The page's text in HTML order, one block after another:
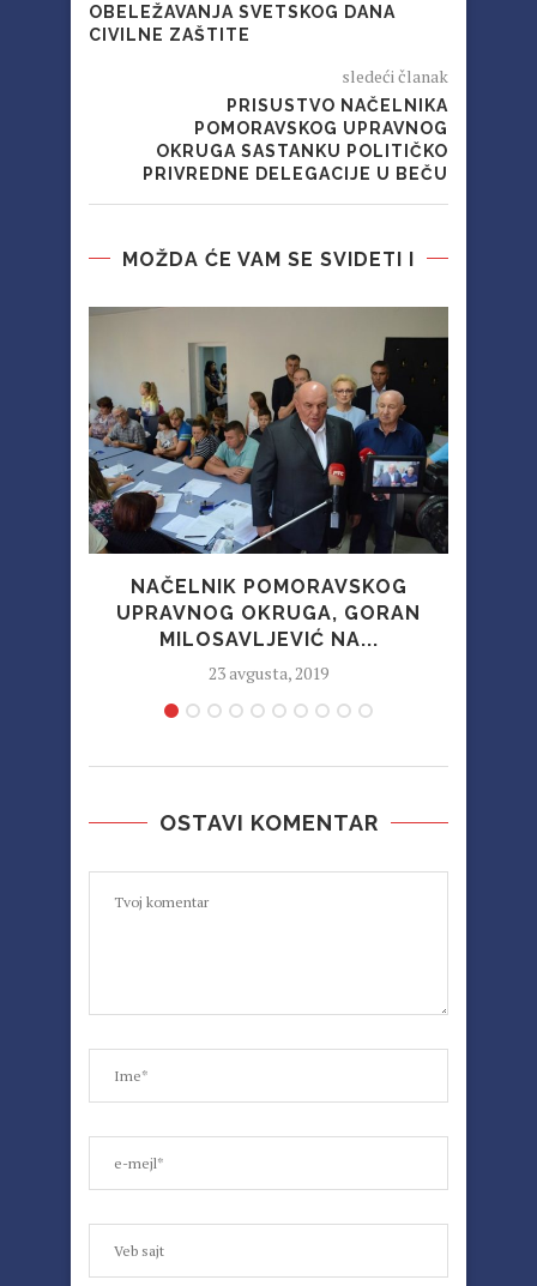
OBELEŽAVANJA SVETSKOG DANA
CIVILNE ZAŠTITE
sledeći članak
PRISUSTVO NAČELNIKA
POMORAVSKOG UPRAVNOG
OKRUGA SASTANKU POLITIČKO
PRIVREDNE DELEGACIJE U BEČU
MOŽDA ĆE VAM SE SVIDETI I
NAČELNIK POMORAVSKOG
UPRAVNOG OKRUGA, GORAN
MILOSAVLJEVIĆ NA...
23 avgusta, 2019
OSTAVI KOMENTAR